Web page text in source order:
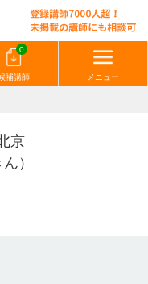
0
補講師 メニュー
京
）